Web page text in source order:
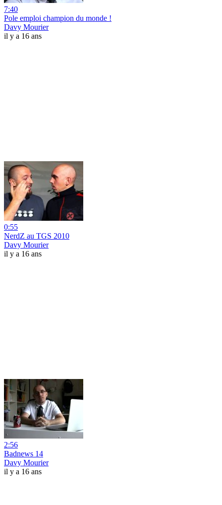
7:40
Pole emploi champion du monde !
Davy Mourier
il y a 16 ans
0:55
NerdZ au TGS 2010
Davy Mourier
il y a 16 ans
2:56
Badnews 14
Davy Mourier
il y a 16 ans